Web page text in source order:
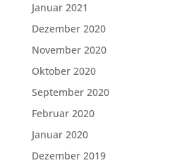
Januar 2021
Dezember 2020
November 2020
Oktober 2020
September 2020
Februar 2020
Januar 2020
Dezember 2019